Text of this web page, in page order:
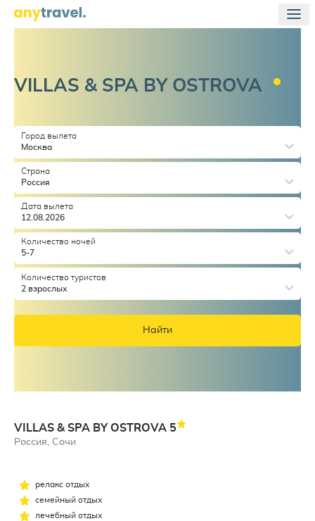
VILLAS & SPA BY OSTROVA
Город вылета
Москва
Страна
Россия
Дата вылета
12.08.2026
Количество ночей
5-7
Количество туристов
2 взрослых
Найти
VILLAS & SPA BY OSTROVA 5
Россия, Сочи
релакс отдых
семейный отдых
лечебный отдых